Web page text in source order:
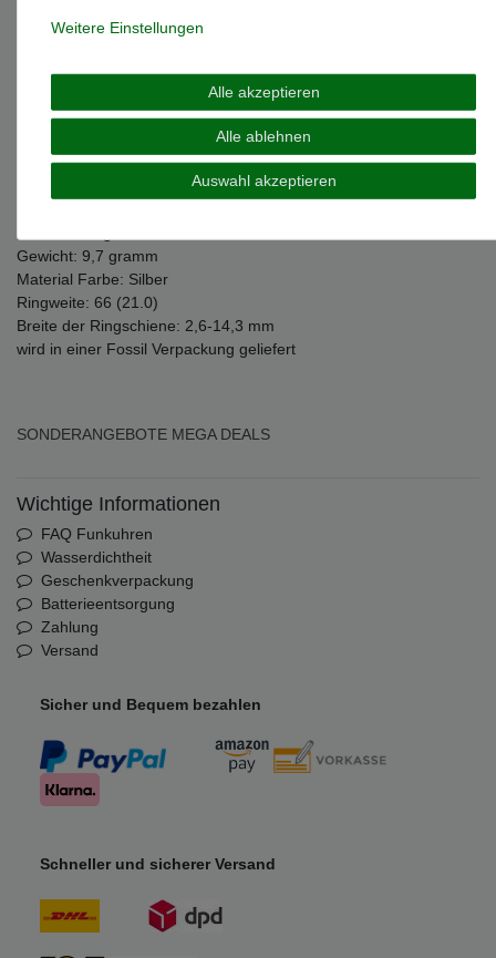
Weitere Details
Marke: Fossil
Artikelnummer: JF04347040515
Gewicht: 9,7 gramm
Material Farbe: Silber
Ringweite: 66 (21.0)
Breite der Ringschiene: 2,6-14,3 mm
wird in einer Fossil Verpackung geliefert
SONDERANGEBOTE MEGA DEALS
Wichtige Informationen
FAQ Funkuhren
Wasserdichtheit
Geschenkverpackung
Batterieentsorgung
Zahlung
Versand
Sicher und Bequem bezahlen
Schneller und sicherer Versand
Weitere Einstellungen
Alle akzeptieren
Alle ablehnen
Auswahl akzeptieren